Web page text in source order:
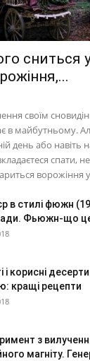
сниться
своїм
в майбутньому.
день або навіть
спати,
ворожіння
в стилі фюжн
Фьюжн-що
і корисні
кращі рецепти
з
магніту.